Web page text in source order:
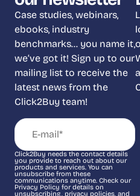
Case studies, webinars,
ebooks, industry
benchmarks… you name it,
we’ve got it! Sign up to our
mailing list to receive the
latest news from the
Click2Buy team!
Click2Buy needs the contact details
you provide to reach out about our
products and services. You can
unsubscribe from these
communications anytime. Check our
Privacy Policy for details on
unsubscribing, privacy policies, and